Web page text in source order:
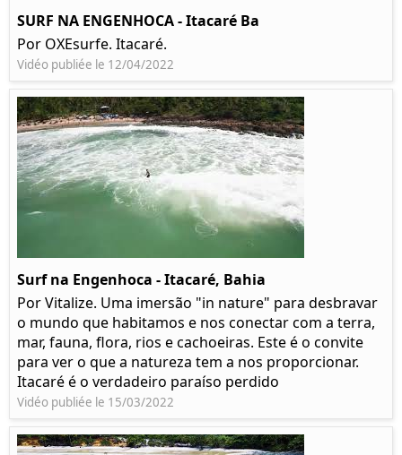
SURF NA ENGENHOCA - Itacaré Ba
Por OXEsurfe. Itacaré.
Vidéo publiée le 12/04/2022
Surf na Engenhoca - Itacaré, Bahia
Por Vitalize. Uma imersão "in nature" para desbravar
o mundo que habitamos e nos conectar com a terra,
mar, fauna, flora, rios e cachoeiras. Este é o convite
para ver o que a natureza tem a nos proporcionar.
Itacaré é o verdadeiro paraíso perdido
Vidéo publiée le 15/03/2022